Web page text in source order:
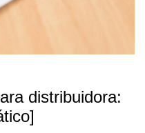
distribuidora: